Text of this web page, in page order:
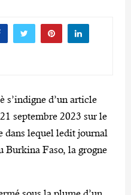
s’indigne d’un article
septembre 2023 sur le
dans lequel ledit journal
Burkina Faso, la grogne